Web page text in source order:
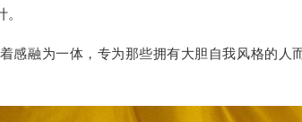
感融为一体，专为那些拥有大胆自我风格的人